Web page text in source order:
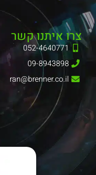
צרו איתנו קשר
052-4640771
09-8943898
ran@brenner.co.il